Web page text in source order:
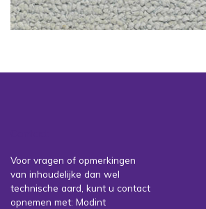
Voor vragen of opmerkingen
van inhoudelijke dan wel
technische aard, kunt u contact
opnemen met: Modint